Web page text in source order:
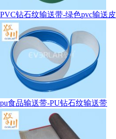
PVC钻石纹输送带-绿色pvc输送皮
pu食品输送带-PU钻石纹输送带